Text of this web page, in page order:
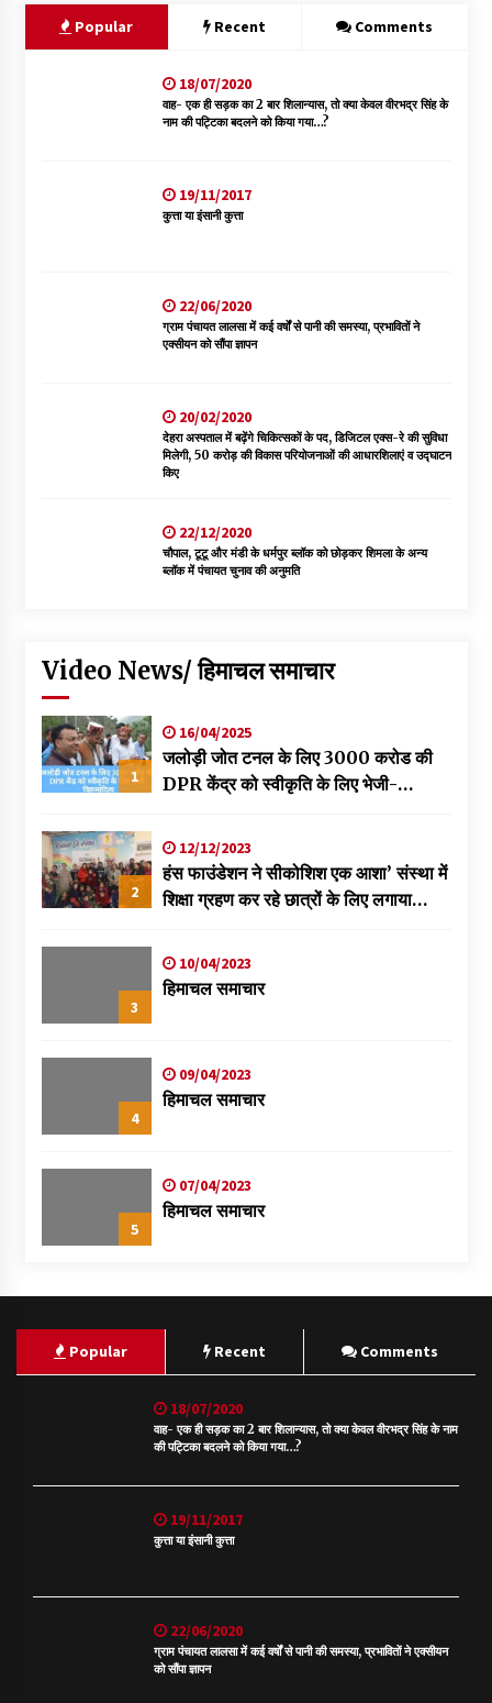
Popular Recent Comments
18/07/2020
वाह- एक ही सड़क का 2 बार शिलान्यास, तो क्या केवल वीरभद्र सिंह के
नाम की पट्टिका बदलने को किया गया…?
19/11/2017
कुत्ता या इंसानी कुत्ता
22/06/2020
ग्राम पंचायत लालसा में कई वर्षों से पानी की समस्या, प्रभावितों ने
एक्सीयन को सौंपा ज्ञापन
20/02/2020
देहरा अस्पताल में बढ़ेंगे चिकित्सकों के पद, डिजिटल एक्स-रे की सुविधा
मिलेगी, 50 करोड़ की विकास परियोजनाओं की आधारशिलाएं व उद्घाटन
किए
22/12/2020
चौपाल, टूटू और मंडी के धर्मपुर ब्लॉक को छोड़कर शिमला के अन्य
ब्लॉक में पंचायत चुनाव की अनुमति
Video News/ हिमाचल समाचार
1
16/04/2025
जलोड़ी जोत टनल के लिए 3000 करोड की
DPR केंद्र को स्वीकृति के लिए भेजी-
2
12/12/2023
हंस फाउंडेशन ने सीकोशिश एक आशा’ संस्था में
शिक्षा ग्रहण कर रहे छात्रों के लिए लगाया
3
10/04/2023
हिमाचल समाचार
4
09/04/2023
हिमाचल समाचार
5
07/04/2023
हिमाचल समाचार
Popular Recent Comments
18/07/2020
वाह- एक ही सड़क का 2 बार शिलान्यास, तो क्या केवल वीरभद्र सिंह के नाम
की पट्टिका बदलने को किया गया…?
19/11/2017
कुत्ता या इंसानी कुत्ता
22/06/2020
ग्राम पंचायत लालसा में कई वर्षों से पानी की समस्या, प्रभावितों ने एक्सीयन
को सौंपा ज्ञापन